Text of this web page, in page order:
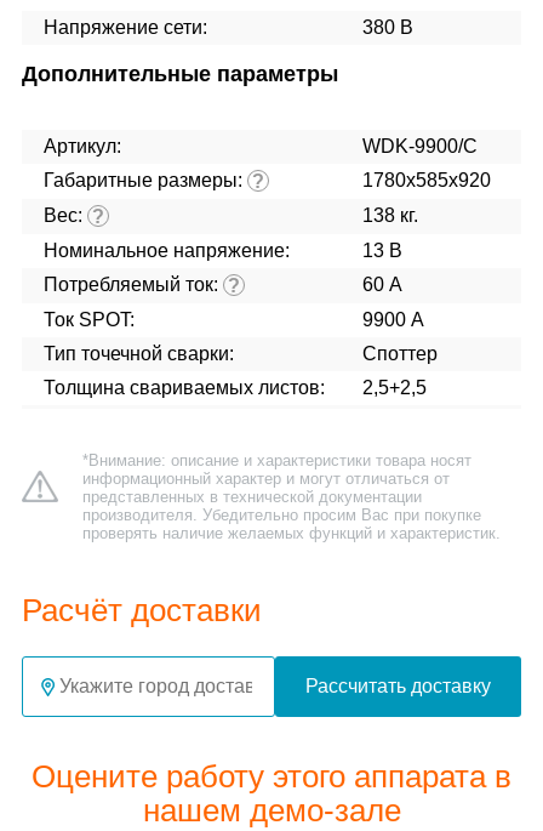
Напряжение сети: 380 В
Дополнительные параметры
Артикул:
WDK-9900/C
Габаритные размеры: ?
1780x585x920
Вес: ?
138 кг.
Номинальное напряжение:
13 В
Потребляемый ток: ?
60 А
Ток SPOT:
9900 А
Тип точечной сварки:
Споттер
Толщина свариваемых листов:
2,5+2,5
*Внимание: описание и характеристики товара носят
информационный характер и могут отличаться от
представленных в технической документации
производителя. Убедительно просим Вас при покупке
проверять наличие желаемых функций и характеристик.
Расчёт доставки
Рассчитать доставку
Оцените работу этого аппарата в
нашем демо-зале